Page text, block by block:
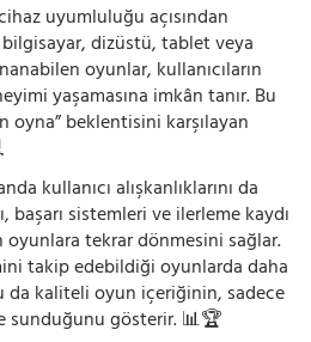
uyumluluğu açısından
dizüstü, tablet veya
oyunlar, kullanıcıların
yaşamasına imkân tanır. Bu
oyna” beklentisini karşılayan
kullanıcı alışkanlıklarını da
başarı sistemleri ve ilerleme kaydı
tekrar dönmesini sağlar.
takip edebildiği oyunlarda daha
da kaliteli oyun içeriğinin, sadece
sunduğunu gösterir. 📊🏆